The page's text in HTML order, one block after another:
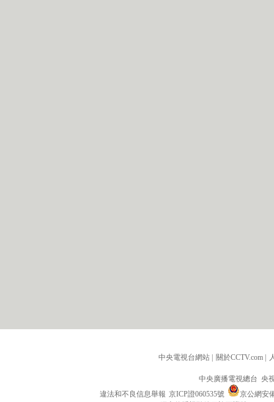
中央電視台網站 | 關於CCTV.com |
中央廣播電視總台 央
違法和不良信息舉報 京ICP證060535號
京公網安